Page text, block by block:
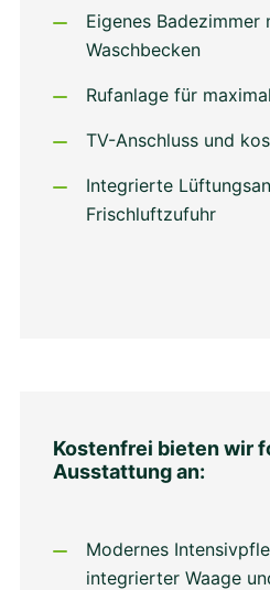
Eigenes Badezimmer
Waschbecken
Rufanlage für
TV-Anschluss und
Integrierte
Frischluftzufuhr
Kostenfrei bieten wir
Ausstattung an:
Modernes
integrierter Waage